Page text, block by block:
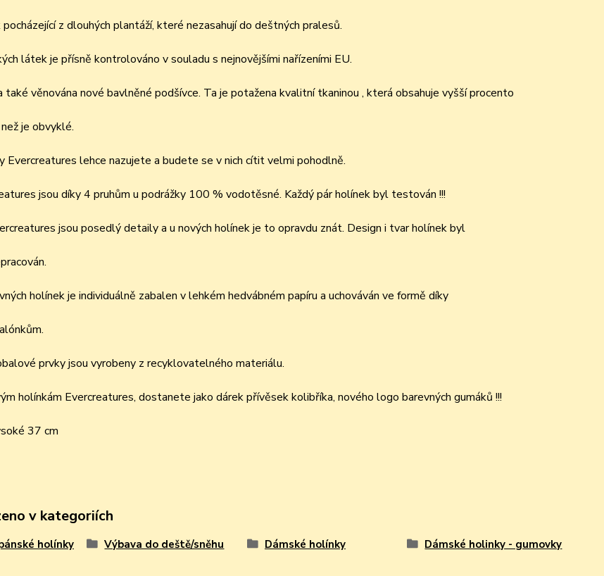
pocházející z dlouhých plantáží, které nezasahují do deštných pralesů.
látek je přísně kontrolováno v souladu s nejnovějšími nařízeními EU.
věnována nové bavlněné podšívce. Ta je potažena kvalitní tkaninou , která obsahuje vyšší procento
je obvyklé.
Evercreatures lehce nazujete a budete se v nich cítit velmi pohodlně.
jsou díky 4 pruhům u podrážky 100 % vodotěsné. Každý pár holínek byl testován !!!
jsou posedlý detaily a u nových holínek je to opravdu znát. Design i tvar holínek byl
holínek je individuálně zabalen v lehkém hedvábném papíru a uchováván ve formě díky
prvky jsou vyrobeny z recyklovatelného materiálu.
holínkám Evercreatures, dostanete jako dárek přívěsek kolibříka, nového logo barevných gumáků !!!
37 cm
v kategoriích
holínky Výbava do deště/sněhu Dámské holínky Dámské holinky - gumovky